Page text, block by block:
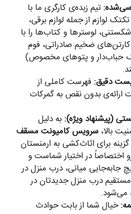
تیم زبده‌ی کارگری ما با
لوازم از جمله لوازم برقی،
لوسترها و کتاب‌ها را با
ضخیم صادراتی، فوم
حباب‌دار و پتوهای مخصوص)
دقیق: فهرست کاملی از
بدون نقص به گمرکات
(پیشنهاد ویژه): به دلیل
بالا، سرویس کامیونت مسقف
برای اثاث‌کشی به ارمنستان
در اختیار شماست و
جابه‌جایی میانی، درب منزل در
مستقیم درب منزل جدیدتان در
می‌شود.
خیال شما از بابت حوادث